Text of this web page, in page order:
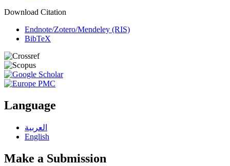
Download Citation
Endnote/Zotero/Mendeley (RIS)
BibTeX
Language
العربية
English
Make a Submission